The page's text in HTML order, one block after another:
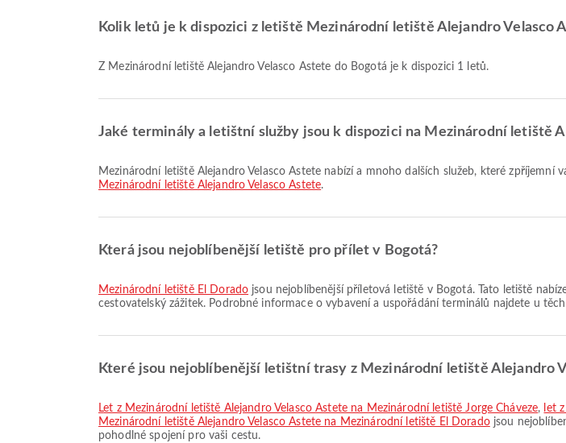
Kolik letů je k dispozici z letiště Mezinárodní letiště Alejandro Velasco
Z Mezinárodní letiště Alejandro Velasco Astete do Bogotá je k dispozici 1 letů.
Jaké terminály a letištní služby jsou k dispozici na Mezinárodní letiště
Mezinárodní letiště Alejandro Velasco Astete nabízí a mnoho dalších služeb, které
Mezinárodní letiště Alejandro Velasco Astete.
Která jsou nejoblíbenější letiště pro přílet v Bogotá?
Mezinárodní letiště El Dorado jsou nejoblíbenější příletová letiště v Bogotá. Tato letiště
cestovatelský zážitek. Podrobné informace o vybavení a uspořádání terminálů najdete u
Které jsou nejoblíbenější letištní trasy z Mezinárodní letiště Alejandro
let z Mezinárodní letiště Alejandro Velasco Astete na Mezinárodní letiště Jorge Cháveze, let
Mezinárodní letiště Alejandro Velasco Astete na Mezinárodní letiště El Doradojsou
pohodlné spojení pro vaši cestu.